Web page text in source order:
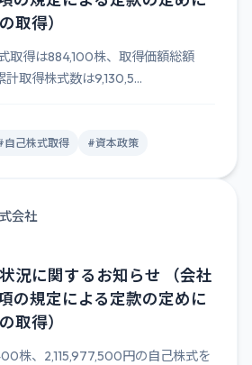
取得）
取得は884,100株、取得価額総額
取得株式数は9,130,5...
自己株式取得 #資本政策
会社
況に関するお知らせ （会社
の規定による定款の定めに
取得）
株、2,115,977,500円の自己株式を